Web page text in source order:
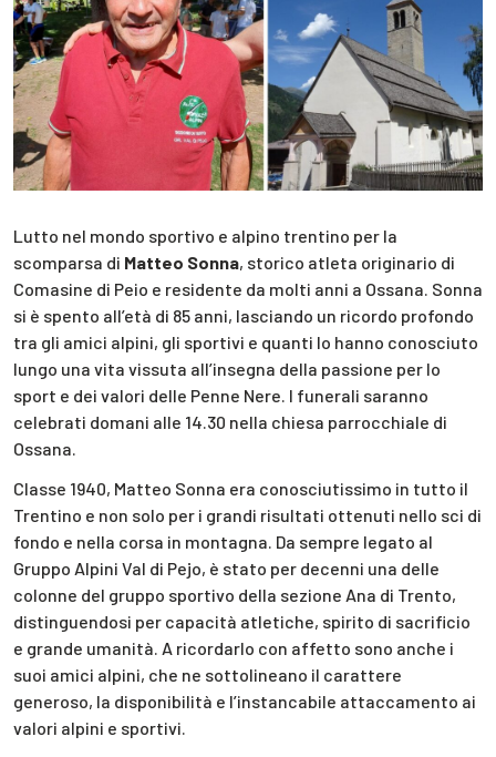
Lutto nel mondo sportivo e alpino trentino per la
scomparsa di Matteo Sonna, storico atleta originario di
Comasine di Peio e residente da molti anni a Ossana. Sonna
si è spento all’età di 85 anni, lasciando un ricordo profondo
tra gli amici alpini, gli sportivi e quanti lo hanno conosciuto
lungo una vita vissuta all’insegna della passione per lo
sport e dei valori delle Penne Nere. I funerali saranno
celebrati domani alle 14.30 nella chiesa parrocchiale di
Ossana.
Classe 1940, Matteo Sonna era conosciutissimo in tutto il
Trentino e non solo per i grandi risultati ottenuti nello sci di
fondo e nella corsa in montagna. Da sempre legato al
Gruppo Alpini Val di Pejo, è stato per decenni una delle
colonne del gruppo sportivo della sezione Ana di Trento,
distinguendosi per capacità atletiche, spirito di sacrificio
e grande umanità. A ricordarlo con affetto sono anche i
suoi amici alpini, che ne sottolineano il carattere
generoso, la disponibilità e l’instancabile attaccamento ai
valori alpini e sportivi.